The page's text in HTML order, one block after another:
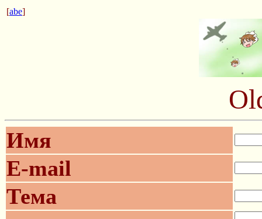
[abe]
Имя
E-mail
Тема